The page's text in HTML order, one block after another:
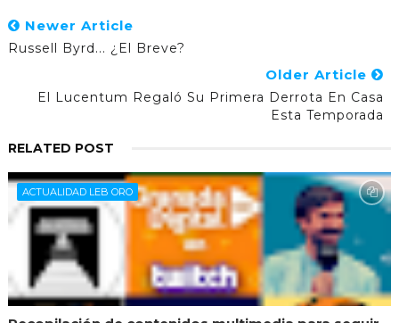
Newer Article
Russell Byrd... ¿el Breve?
Older Article
El Lucentum Regaló Su Primera Derrota En Casa
Esta Temporada
RELATED POST
ACTUALIDAD LEB ORO